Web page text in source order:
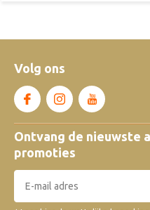
Volg ons
Ontvang de nieuwste
promoties